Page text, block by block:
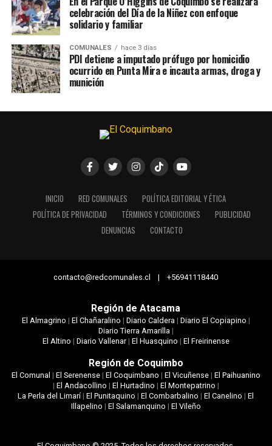
celebración del Día de la Niñez con enfoque
solidario y familiar
COMUNALES hace 3 días
PDI detiene a imputado prófugo por homicidio
ocurrido en Punta Mira e incauta armas, droga y
munición
INICIO RED COMUNALES
POLÍTICA EDITORIAL Y ÉTICA
POLÍTICA DE PRIVACIDAD
TÉRMINOS Y CONDICIONES
PUBLICIDAD
DENUNCIAS
CONTACTO
contacto@redcomunales.cl | +56941118440
Región de Atacama
El Almagrino | El Chañaralino | Diario Caldera| Diario El Copiapino |
Diario Tierra Amarilla|
El Altino | Diario Vallenar| El Huasquino | El Freirinense
Región de Coquimbo
El Comunal | El Serenense| El Coquimbano | El Vicuñense| El Paihuanino
| El Andacollino | El Hurtadino | El Montepatrino |
La Perla del Limarí|El Punitaquino |El Combarbalino |El Canelino |El
Illapelino | El Salamanquino | El Vileño